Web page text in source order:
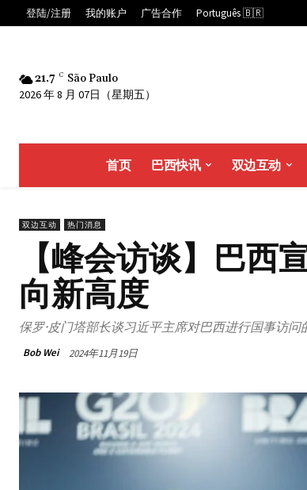
登陆/注册 我的账户 广告合作 Português 🇧🇷
21.7 C São Paulo
2026 年 8 月 07日（星期五）
首页 巴西快讯 双边互动
双边互动 热门消息
【峰会访谈】巴
向新高度
保罗·皮门塔部长谈习近平主席对巴西进行国事访问
Bob Wei 2024年11月19日